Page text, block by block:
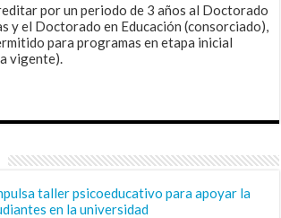
por un periodo de 3 años al Doctorado
y el Doctorado en Educación (consorciado),
para programas en etapa inicial
vigente).
taller psicoeducativo para apoyar la
en la universidad